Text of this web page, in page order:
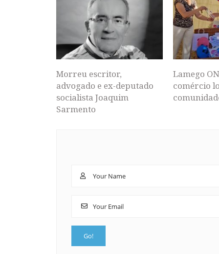
Morreu escritor,
advogado e ex-deputado
socialista Joaquim
Sarmento
Lamego
comércio